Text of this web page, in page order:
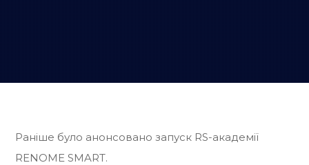
Раніше було анонсовано запуск RS-академії
RENOME SMART.